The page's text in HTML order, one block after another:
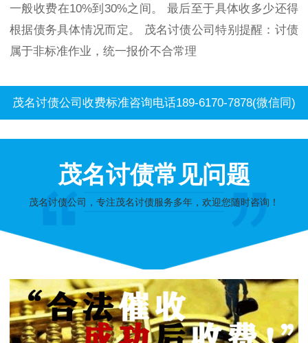
一般收费在10%到30%之间。 最后至于具体收多少还得
根据债务具体情况而定。 茂名讨债公司特别提醒：讨债
属于非标准作业，统一报价不合常理
茂名讨债公司收费标准咨询电话189-6170-7878(微信同)
茂名讨债常见问题
茂名讨债公司，专注茂名讨债服务多年，欢迎您随时咨询！